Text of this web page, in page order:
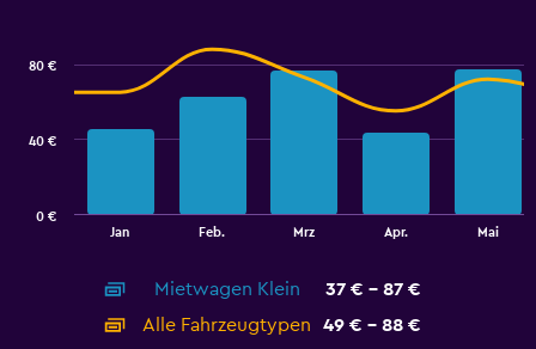
categories.
Jan Feb. Mrz Apr. Mai
0 €
40 €
80 €
Mietwagen Klein
37 € - 87 €
Alle Fahrzeugtypen
49 € - 88 €